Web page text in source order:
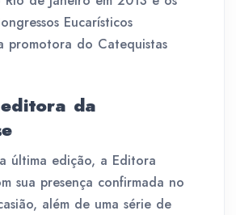
Eucarísticos
promotora do Catequistas
da
última edição, a Editora
sua presença confirmada no
além de uma série de